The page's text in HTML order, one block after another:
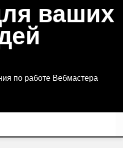
ваших
по работе Вебмастера